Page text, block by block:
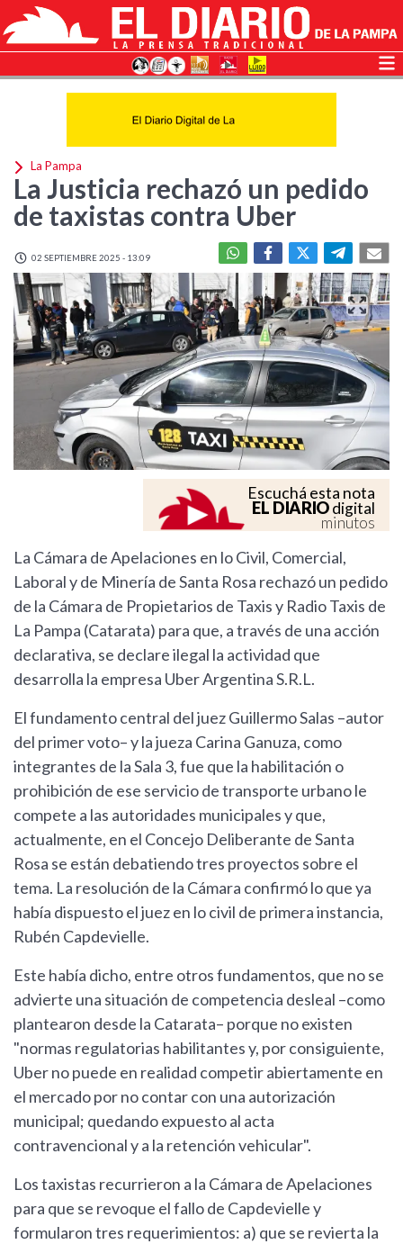
La Pampa
La Justicia rechazó un pedido
de taxistas contra Uber
02 SEPTIEMBRE 2025 - 13:09
Escuchá esta nota
EL DIARIOdigital
minutos
La Cámara de Apelaciones en lo Civil, Comercial,
Laboral y de Minería de Santa Rosa rechazó un pedido
de la Cámara de Propietarios de Taxis y Radio Taxis de
La Pampa (Catarata) para que, a través de una acción
declarativa, se declare ilegal la actividad que
desarrolla la empresa Uber Argentina S.R.L.
El fundamento central del juez Guillermo Salas –autor
del primer voto– y la jueza Carina Ganuza, como
integrantes de la Sala 3, fue que la habilitación o
prohibición de ese servicio de transporte urbano le
compete a las autoridades municipales y que,
actualmente, en el Concejo Deliberante de Santa
Rosa se están debatiendo tres proyectos sobre el
tema. La resolución de la Cámara confirmó lo que ya
había dispuesto el juez en lo civil de primera instancia,
Rubén Capdevielle.
Este había dicho, entre otros fundamentos, que no se
advierte una situación de competencia desleal –como
plantearon desde la Catarata– porque no existen
"normas regulatorias habilitantes y, por consiguiente,
Uber no puede en realidad competir abiertamente en
el mercado por no contar con una autorización
municipal; quedando expuesto al acta
contravencional y a la retención vehicular".
Los taxistas recurrieron a la Cámara de Apelaciones
para que se revoque el fallo de Capdevielle y
formularon tres requerimientos: a) que se revierta la